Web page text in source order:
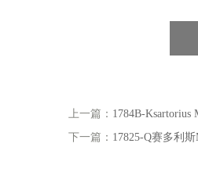
上一篇： 1784B-Ksartorius
下一篇： 17825-Q赛多利